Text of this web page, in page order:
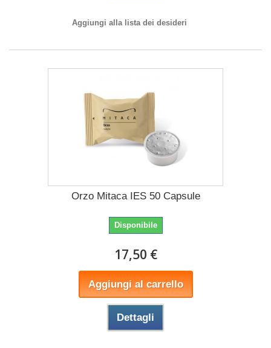
Aggiungi alla lista dei desideri
Orzo Mitaca IES 50 Capsule
Disponibile
17,50 €
Aggiungi al carrello
Dettagli